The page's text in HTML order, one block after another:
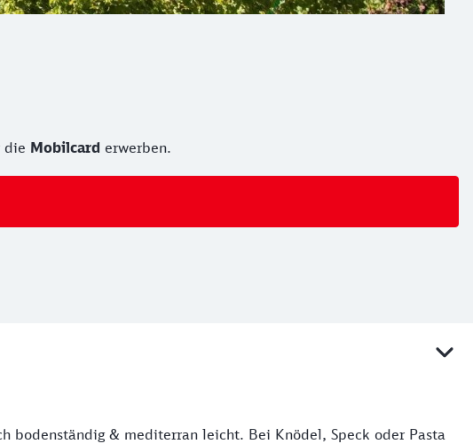
die Mobilcard erwerben.
& mediterran leicht. Bei Knödel, Speck oder Pasta